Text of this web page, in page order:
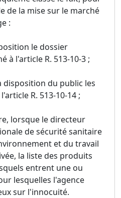
de la mise sur le marché
:
le dossier
l'article R. 513-10-3 ;
disposition du public les
R. 513-10-14 ;
lorsque le directeur
de sécurité sanitaire
et du travail
la liste des produits
entrent une ou
lesquelles l'agence
sur l'innocuité.